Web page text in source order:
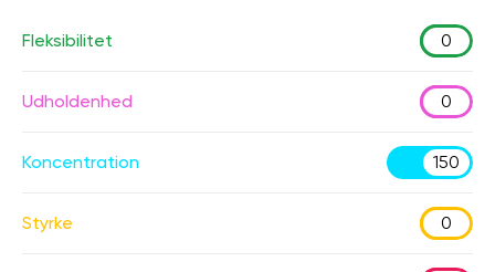
Fleksibilitet 0
Udholdenhed 0
Koncentration 150
Styrke 0